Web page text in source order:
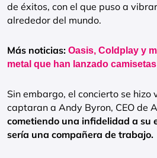
de éxitos, con el que puso a
alrededor del mundo.
Más noticias: Oasis, Coldplay y
metal que han lanzado
Sin embargo, el concierto se hizo
captaran a Andy Byron, CEO de
cometiendo una infidelidad a su
sería una compañera de trabajo.